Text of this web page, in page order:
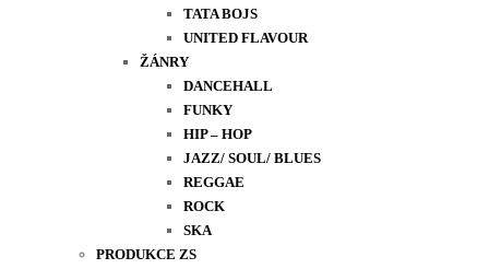
TATA BOJS
UNITED FLAVOUR
ŽÁNRY
DANCEHALL
FUNKY
HIP – HOP
JAZZ/ SOUL/ BLUES
REGGAE
ROCK
SKA
PRODUKCE ZS